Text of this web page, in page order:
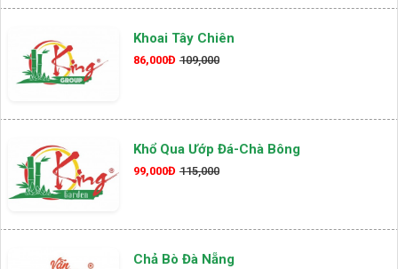
Khoai Tây Chiên
86,000Đ 109,000
Khổ Qua Ướp Đá-Chà Bông
99,000Đ 115,000
Chả Bò Đà Nẵng